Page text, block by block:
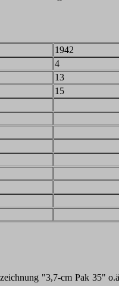
1942
4
13
15
"3,7-cm Pak 35"